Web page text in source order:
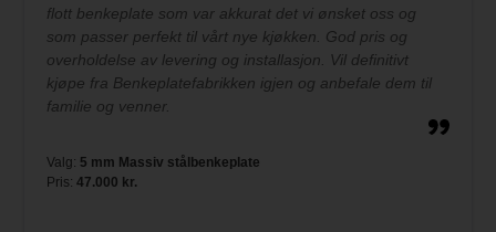
flott benkeplate som var akkurat det vi ønsket oss og
som passer perfekt til vårt nye kjøkken. God pris og
overholdelse av levering og installasjon. Vil definitivt
kjøpe fra Benkeplatefabrikken igjen og anbefale dem til
familie og venner.
Valg: 5 mm Massiv stålbenkeplate
Pris:47.000 kr.